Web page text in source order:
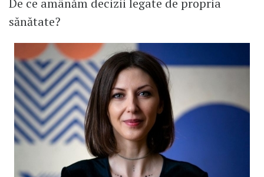
De ce amânăm decizii legate de propria
sănătate?